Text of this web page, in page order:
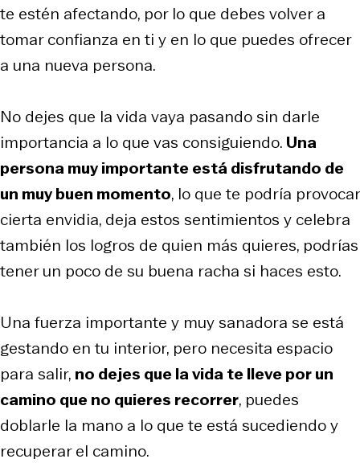
te estén afectando, por lo que debes volver a
tomar confianza en ti y en lo que puedes ofrecer
a una nueva persona.
No dejes que la vida vaya pasando sin darle
importancia a lo que vas consiguiendo. Una
persona muy importante está disfrutando de
un muy buen momento, lo que te podría provocar
cierta envidia, deja estos sentimientos y celebra
también los logros de quien más quieres, podrías
tener un poco de su buena racha si haces esto.
Una fuerza importante y muy sanadora se está
gestando en tu interior, pero necesita espacio
para salir, no dejes que la vida te lleve por un
camino que no quieres recorrer, puedes
doblarle la mano a lo que te está sucediendo y
recuperar el camino.